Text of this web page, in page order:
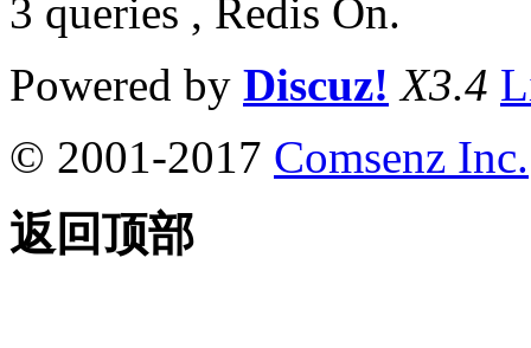
3 queries , Redis On.
Powered by Discuz! X3.4
© 2001-2017 Comsenz Inc.
返回顶部